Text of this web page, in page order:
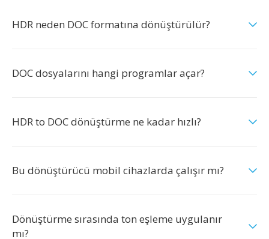
HDR neden DOC formatına dönüştürülür?
DOC dosyalarını hangi programlar açar?
HDR to DOC dönüştürme ne kadar hızlı?
Bu dönüştürücü mobil cihazlarda çalışır mı?
Dönüştürme sırasında ton eşleme uygulanır
mı?